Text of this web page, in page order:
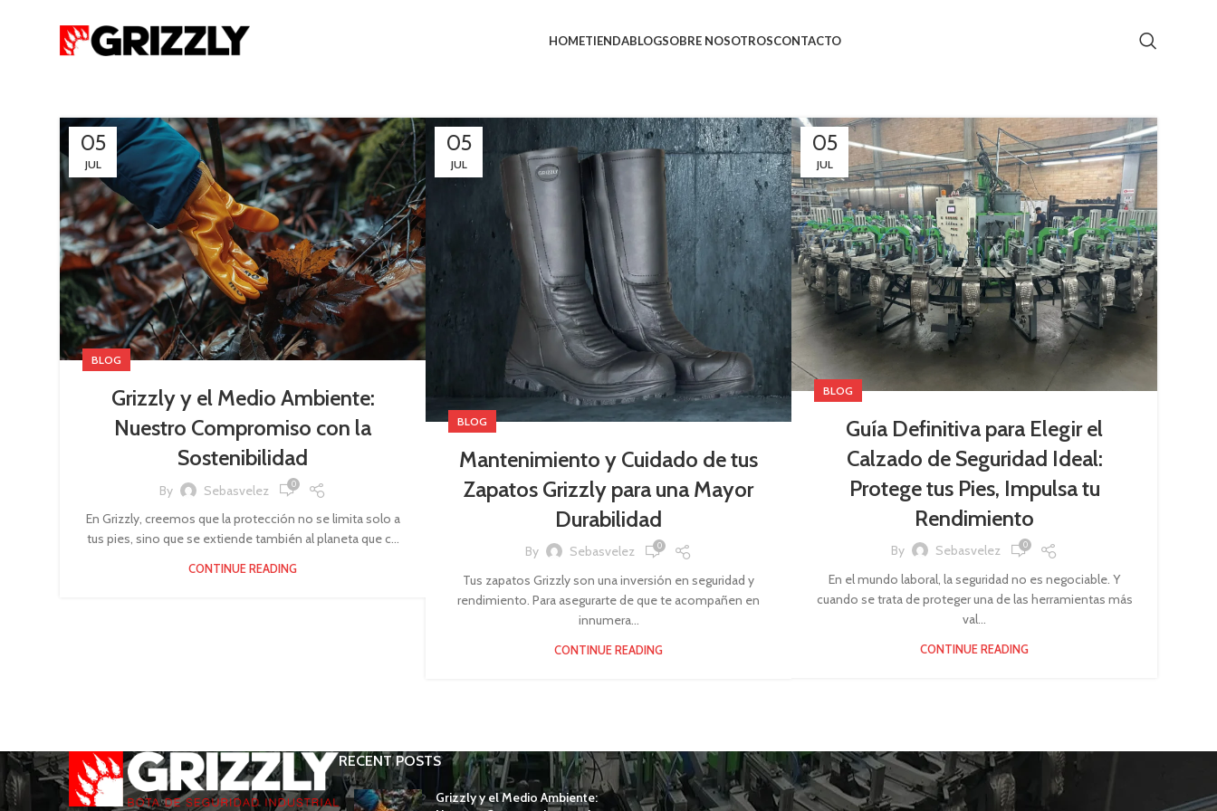
HOMETIENDABLOGSOBRE NOSOTROSCONTACTO
05
JUL
BLOG
Grizzly y el Medio Ambiente:
Nuestro Compromiso con la
Sostenibilidad
By Sebasvelez 0
En Grizzly, creemos que la protección no se limita solo a
tus pies, sino que se extiende también al planeta que c...
CONTINUE READING
05
JUL
BLOG
Mantenimiento y Cuidado de tus
Zapatos Grizzly para una Mayor
Durabilidad
By Sebasvelez 0
Tus zapatos Grizzly son una inversión en seguridad y
rendimiento. Para asegurarte de que te acompañen en
innumera...
CONTINUE READING
05
JUL
BLOG
Guía Definitiva para Elegir el
Calzado de Seguridad Ideal:
Protege tus Pies, Impulsa tu
Rendimiento
By Sebasvelez 0
En el mundo laboral, la seguridad no es negociable. Y
cuando se trata de proteger una de las herramientas más
val...
CONTINUE READING
RECENT POSTS
Grizzly y el Medio Ambiente: